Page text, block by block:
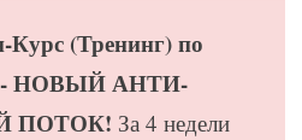
(Тренинг) по
- НОВЫЙ АНТИ-
ПОТОК! За 4 недели